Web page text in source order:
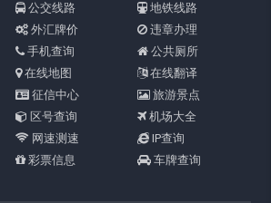
公交线路
地铁线路
外汇牌价
违章办理
手机查询
公共厕所
在线地图
在线翻译
征信中心
旅游景点
区号查询
机场大全
网速测速
IP查询
彩票信息 车牌查询